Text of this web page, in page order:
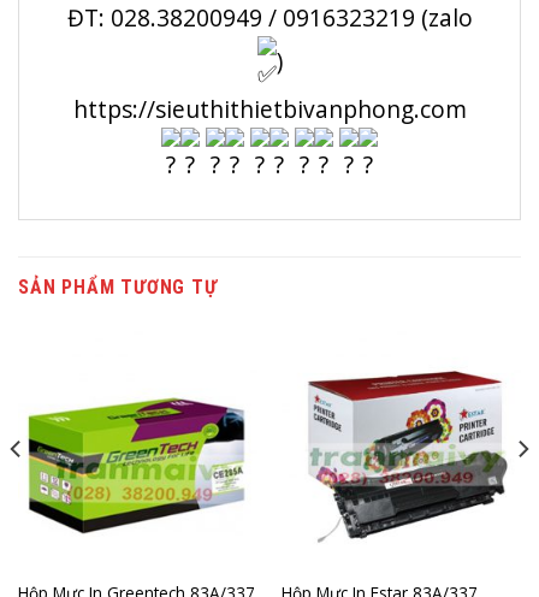
ĐT: 028.38200949 / 0916323219 (zalo
)
https://sieuthithietbivanphong.com
SẢN PHẨM TƯƠNG TỰ
Hộp Mực In Greentech 83A/337 Hộp Mực In Estar 83A/337